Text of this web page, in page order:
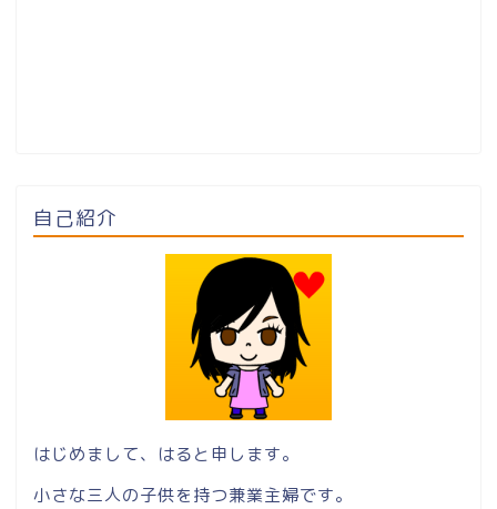
自己紹介
はじめまして、はると申します。
小さな三人の子供を持つ兼業主婦です。